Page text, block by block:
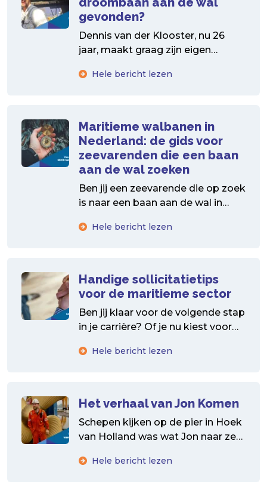
gevonden?
Dennis van der Klooster, nu 26
jaar, maakt graag zijn eigen
gaat hij dan...
Hele bericht lezen
Maritieme walbanen in
Nederland: de gids voor
zeevarenden die een baan
aan de wal zoeken
Ben jij een zeevarende die op zoek
is naar een baan aan de wal in
Hele bericht lezen
Handige sollicitatietips
voor de maritieme sector
Ben jij klaar voor de volgende stap
in je carrière? Of je nu kiest voor
Hele bericht lezen
Het verhaal van Jon Komen
Schepen kijken op de pier in Hoek
van Holland was wat Jon naar zee
Hele bericht lezen